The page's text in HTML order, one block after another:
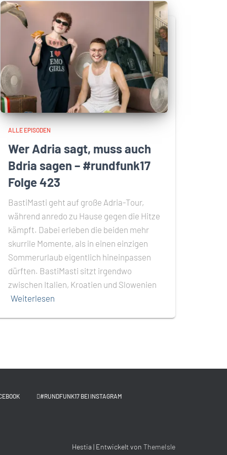
ALLE EPISODEN
Wer Adria sagt, muss auch
Bdria sagen – #rundfunk17
Folge 423
BastiMasti geht auf große Adria-Tour,
während anredo zu Hause gegen die Hitze
kämpft. Dabei erleben die beiden mehr
skurrile Momente, als in einen einzigen
Sommerurlaub eigentlich hineinpassen
dürften. BastiMasti sitzt irgendwo
zwischen Italien, Kroatien und Slowenien
Weiterlesen
#RUNDFUNK17 BEI INSTAGRAM
Hestia | Entwickelt von ThemeIsle